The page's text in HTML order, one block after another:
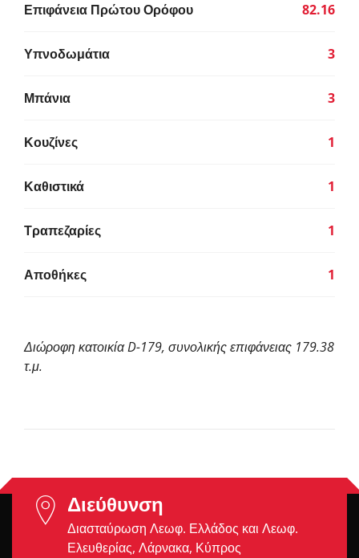
Επιφάνεια Πρώτου Ορόφου 82.16
Υπνοδωμάτια 3
Μπάνια 3
Κουζίνες 1
Καθιστικά 1
Τραπεζαρίες 1
Αποθήκες 1
Διώροφη κατοικία D-179, συνολικής επιφάνειας 179.38
τ.μ.
Διεύθυνση
Διασταύρωση Λεωφ. Ελλάδος και Λεωφ.
Ελευθερίας, Λάρνακα, Κύπρος